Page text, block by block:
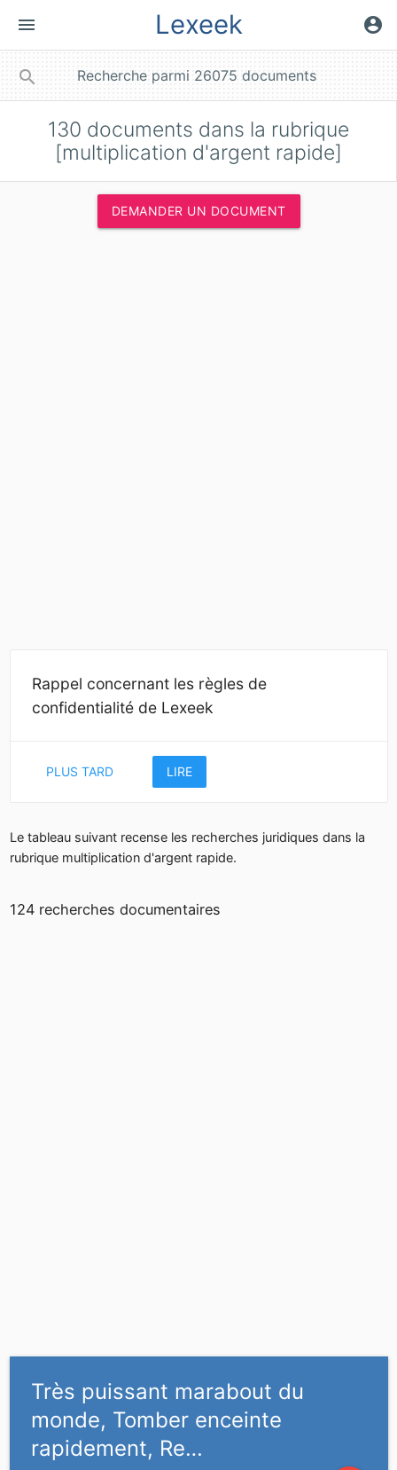
menu Lexeek account_circle
search
130 documents dans la rubrique
[multiplication d'argent rapide]
DEMANDER UN DOCUMENT
Rappel concernant les règles de
confidentialité de Lexeek
PLUS TARD LIRE
Le tableau suivant recense les recherches juridiques dans la
rubrique multiplication d'argent rapide.
124 recherches documentaires
Très puissant marabout du
monde, Tomber enceinte
rapidement, Re…